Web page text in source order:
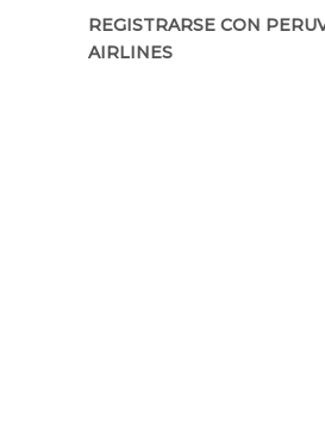
REGISTRARSE CON
AIRLINES